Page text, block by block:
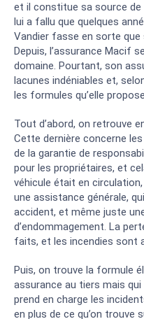
et il constitue sa source de
lui a fallu que quelques
Vandier fasse en sorte
Depuis, l’assurance Macif
domaine. Pourtant, son
lacunes indéniables et,
les formules qu’elle
Tout d’abord, on retrouve
Cette dernière concerne
de la garantie de
pour les propriétaires, et
véhicule était en
une assistance générale,
accident, et même juste
d’endommagement. La
faits, et les incendies sont
Puis, on trouve la formule
assurance au tiers mais
prend en charge les
en plus de ce qu’on trouve